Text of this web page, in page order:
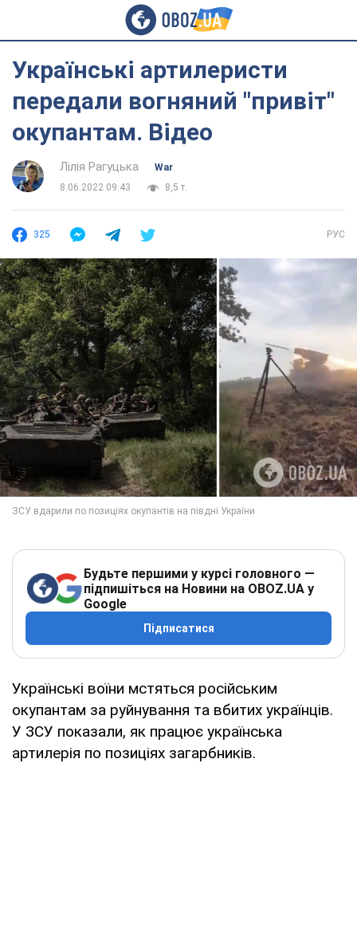
Українські артилеристи
передали вогняний "привіт"
окупантам. Відео
Лілія Рагуцька
War
8.06.2022 09:43
8,5 т.
325 РУС
Будьте першими у курсі головного —
підпишіться на Новини на OBOZ.UA у
Google
Підписатися
Українські воїни мстяться російським
окупантам за руйнування та вбитих українців.
У ЗСУ показали, як працює українська
артилерія по позиціях загарбників.